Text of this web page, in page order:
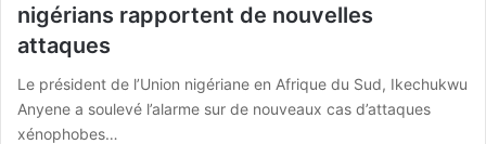
nigérians rapportent de nouvelles
attaques
Le président de l’Union nigériane en Afrique du Sud, Ikechukwu
Anyene a soulevé l’alarme sur de nouveaux cas d’attaques
xénophobes…